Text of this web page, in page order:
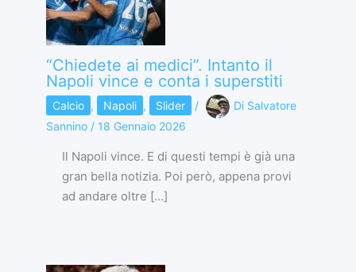
“Chiedete ai medici”. Intanto il
Napoli vince e conta i superstiti
Calcio , Napoli , Slider / Di Salvatore
Sannino / 18 Gennaio 2026
Il Napoli vince. E di questi tempi è già una
gran bella notizia. Poi però, appena provi
ad andare oltre […]